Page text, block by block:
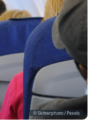
© Skitterphoto / Pexels